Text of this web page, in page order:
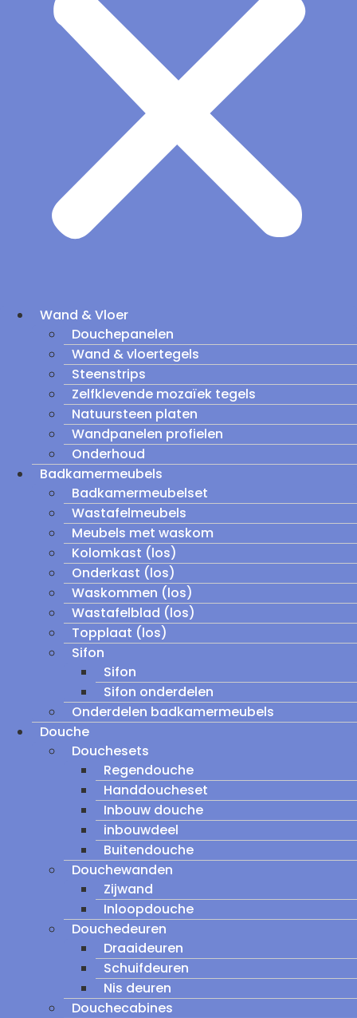
Wand & Vloer
Douchepanelen
Wand & vloertegels
Steenstrips
Zelfklevende mozaïek tegels
Natuursteen platen
Wandpanelen profielen
Onderhoud
Badkamermeubels
Badkamermeubelset
Wastafelmeubels
Meubels met waskom
Kolomkast (los)
Onderkast (los)
Waskommen (los)
Wastafelblad (los)
Topplaat (los)
Sifon
Sifon
Sifon onderdelen
Onderdelen badkamermeubels
Douche
Douchesets
Regendouche
Handdoucheset
Inbouw douche
inbouwdeel
Buitendouche
Douchewanden
Zijwand
Inloopdouche
Douchedeuren
Draaideuren
Schuifdeuren
Nis deuren
Douchecabines